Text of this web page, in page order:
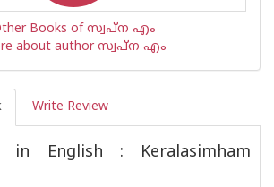
Books of സ്വപ്ന എം
about author സ്വപ്ന എം
Write Review
in English : Keralasimham